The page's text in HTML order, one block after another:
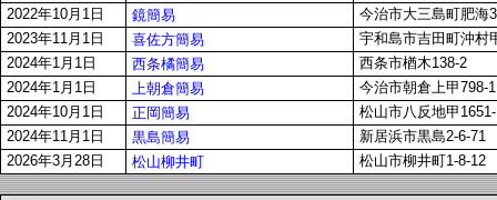
2022年10月1日
鏡簡易
今治市大三島町肥海
2023年11月1日
喜佐方簡易
宇和島市吉田町沖村
2024年1月1日
西条橘簡易
西条市楢木138-2
2024年1月1日
上朝倉簡易
今治市朝倉上甲798-1
2024年10月1日
正岡簡易
松山市八反地甲
2024年11月1日
黒島簡易
新居浜市黒島2-6-71
2026年3月28日
松山柳井町 松山市柳井町1-8-12